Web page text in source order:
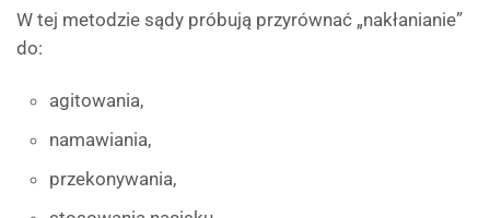
W tej metodzie sądy próbują przyrównać „nakłanianie”
do:
agitowania,
namawiania,
przekonywania,